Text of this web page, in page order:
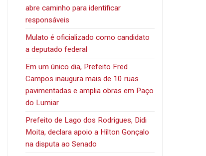
abre caminho para identificar
responsáveis
Mulato é oficializado como candidato
a deputado federal
Em um único dia, Prefeito Fred
Campos inaugura mais de 10 ruas
pavimentadas e amplia obras em Paço
do Lumiar
Prefeito de Lago dos Rodrigues, Didi
Moita, declara apoio a Hilton Gonçalo
na disputa ao Senado